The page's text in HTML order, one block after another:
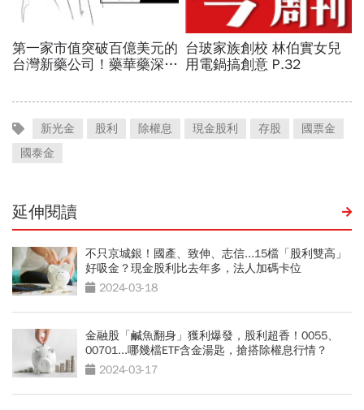
新光金 股利 除權息 現金股利 存股
國票金
國泰金
延伸閱讀
不只京城銀！國產、致伸、志信...15檔「股利雙高」
好吸金？現金股利比去年多，法人加碼卡位
2024-03-18
金融股「鹹魚翻身」獲利爆發，股利超香！0055、
00701...哪幾檔ETF含金湯匙，搶搭除權息行情？
2024-03-17